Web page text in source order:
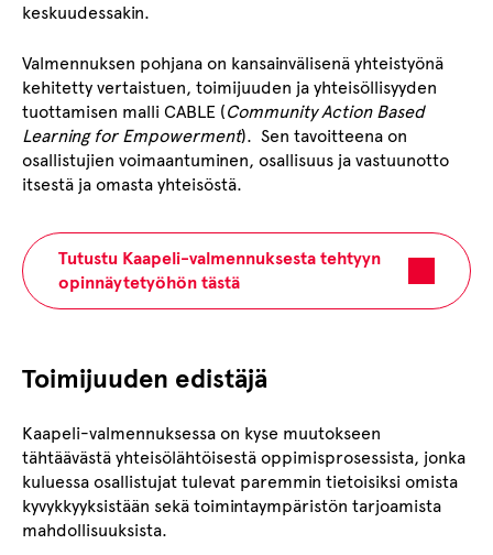
keskuudessakin.
Valmennuksen pohjana on kansainvälisenä yhteistyönä
kehitetty vertaistuen, toimijuuden ja yhteisöllisyyden
tuottamisen malli CABLE (Community Action Based
Learning for Empowerment). Sen tavoitteena on
osallistujien voimaantuminen, osallisuus ja vastuunotto
itsestä ja omasta yhteisöstä.
Tutustu Kaapeli-valmennuksesta tehtyyn
opinnäytetyöhön tästä
Toimijuuden edistäjä
Kaapeli-valmennuksessa on kyse muutokseen
tähtäävästä yhteisölähtöisestä oppimisprosessista, jonka
kuluessa osallistujat tulevat paremmin tietoisiksi omista
kyvykkyyksistään sekä toimintaympäristön tarjoamista
mahdollisuuksista.